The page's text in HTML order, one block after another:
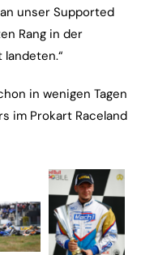
unser Supported
Rang in der
in wenigen Tagen
im Prokart Raceland